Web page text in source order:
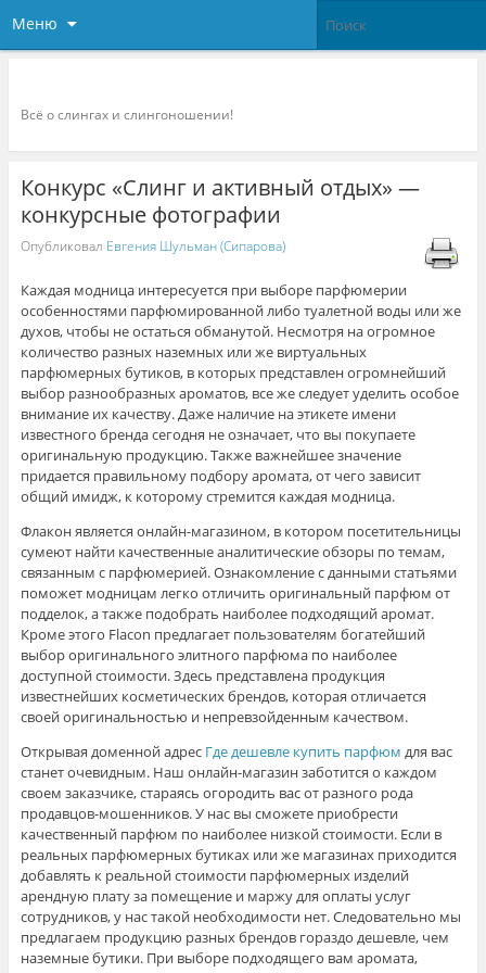
Меню
Всё о слингах и слингоношении!
Конкурс «Слинг и активный отдых» —
конкурсные фотографии
Опубликовал Евгения Шульман (Сипарова)
Каждая модница интересуется при выборе парфюмерии
особенностями парфюмированной либо туалетной воды или же
духов, чтобы не остаться обманутой. Несмотря на огромное
количество разных наземных или же виртуальных
парфюмерных бутиков, в которых представлен огромнейший
выбор разнообразных ароматов, все же следует уделить особое
внимание их качеству. Даже наличие на этикете имени
известного бренда сегодня не означает, что вы покупаете
оригинальную продукцию. Также важнейшее значение
придается правильному подбору аромата, от чего зависит
общий имидж, к которому стремится каждая модница.
Флакон является онлайн-магазином, в котором посетительницы
сумеют найти качественные аналитические обзоры по темам,
связанным с парфюмерией. Ознакомление с данными статьями
поможет модницам легко отличить оригинальный парфюм от
подделок, а также подобрать наиболее подходящий аромат.
Кроме этого Flacon предлагает пользователям богатейший
выбор оригинального элитного парфюма по наиболее
доступной стоимости. Здесь представлена продукция
известнейших косметических брендов, которая отличается
своей оригинальностью и непревзойденным качеством.
Открывая доменной адрес Где дешевле купить парфюм для вас
станет очевидным. Наш онлайн-магазин заботится о каждом
своем заказчике, стараясь огородить вас от разного рода
продавцов-мошенников. У нас вы сможете приобрести
качественный парфюм по наиболее низкой стоимости. Если в
реальных парфюмерных бутиках или же магазинах приходится
добавлять к реальной стоимости парфюмерных изделий
арендную плату за помещение и маржу для оплаты услуг
сотрудников, у нас такой необходимости нет. Следовательно мы
предлагаем продукцию разных брендов гораздо дешевле, чем
наземные бутики. При выборе подходящего вам аромата,